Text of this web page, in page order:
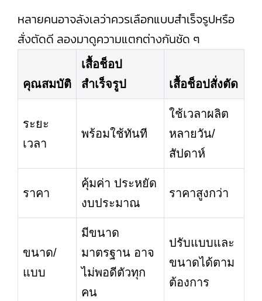
หลายคนอาจลังเลว่าควรเลือกแบบสำเร็จรูปหรือ
สั่งตัดดี ลองมาดูความแตกต่างกันชัด ๆ
คุณสมบัติ
เสื้อช็อป
สำเร็จรูป
เสื้อช็อปสั่งตัด
ระยะ
เวลา
พร้อมใช้ทันที
ใช้เวลาผลิต
หลายวัน/
สัปดาห์
ราคา
คุ้มค่า ประหยัด
งบประมาณ
ราคาสูงกว่า
ขนาด/
แบบ
มีขนาด
มาตรฐาน อาจ
ไม่พอดีตัวทุก
คน
ปรับแบบและ
ขนาดได้ตาม
ต้องการ